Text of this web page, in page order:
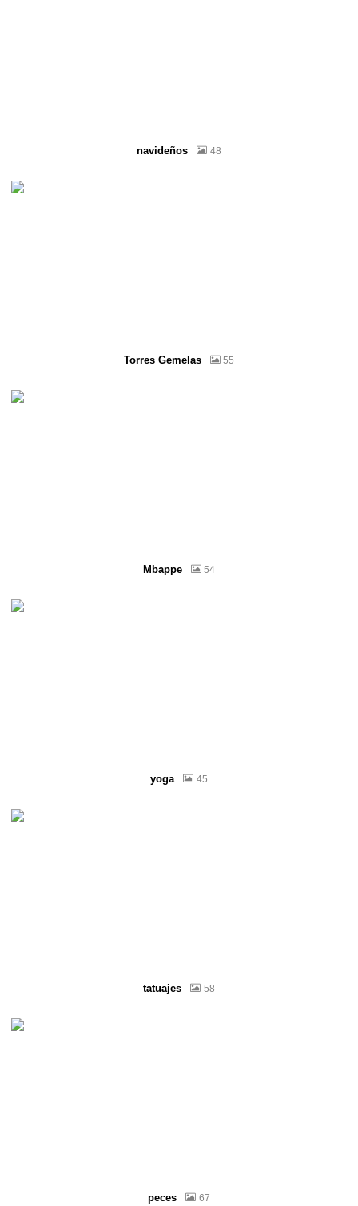
navideños 48
Torres Gemelas 55
Mbappe 54
yoga 45
tatuajes 58
peces 67